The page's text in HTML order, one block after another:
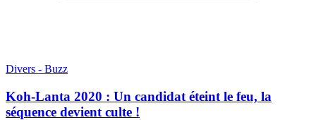
Divers - Buzz
Koh-Lanta 2020 : Un candidat éteint le feu, la
séquence devient culte !